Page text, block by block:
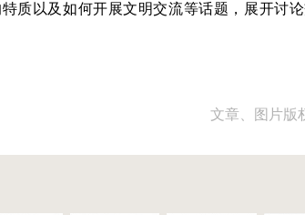
质以及如何开展文明交流等话题，展开讨
文章、图片版